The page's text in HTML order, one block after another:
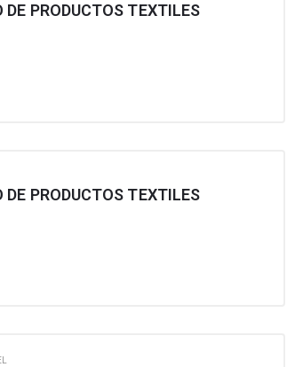
PRODUCTOS TEXTILES
PRODUCTOS TEXTILES